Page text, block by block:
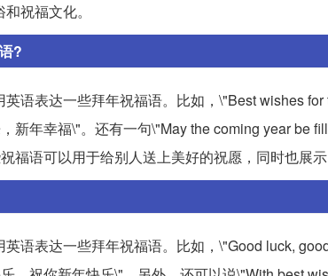
祝福文化。
?
语表达一些拜年祝福语。比如，\"Best wishes
新年幸福\"。还有一句\"May the coming year be
福语可以用于给别人送上美好的祝愿，同时也展
语表达一些拜年祝福语。比如，\"Good luck,